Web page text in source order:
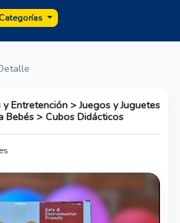
Categorías
Entretención > Juegos y Juguetes
Bebés > Cubos Didácticos